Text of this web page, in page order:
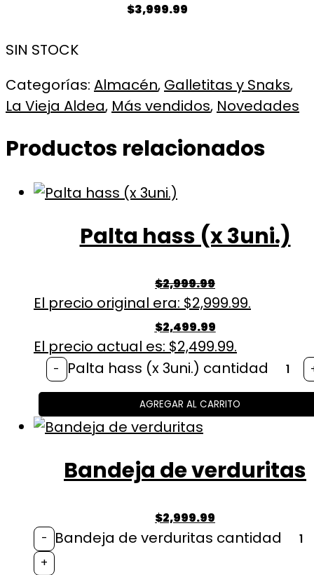
$3,999.99
SIN STOCK
Categorías: Almacén, Galletitas y Snaks,
La Vieja Aldea, Más vendidos, Novedades
Productos relacionados
Palta hass (x 3uni.)
$2,999.99
El precio original era: $2,999.99.
$2,499.99
El precio actual es: $2,499.99.
- Palta hass (x 3uni.) cantidad
AGREGAR AL CARRITO
Bandeja de verduritas
$2,999.99
-
Bandeja de verduritas cantidad
+